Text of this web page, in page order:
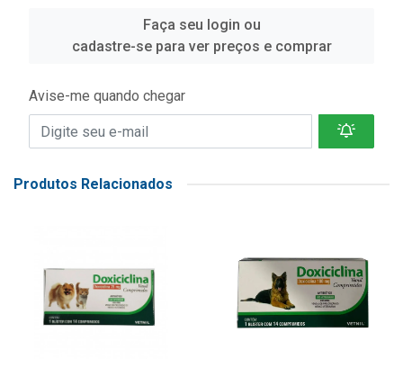
Faça seu login ou
cadastre-se para ver preços e comprar
Avise-me quando chegar
Produtos Relacionados